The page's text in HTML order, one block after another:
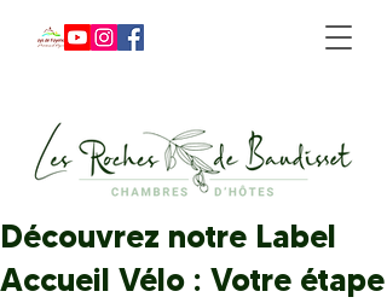
Découvrez notre Label
Accueil Vélo : Votre étape